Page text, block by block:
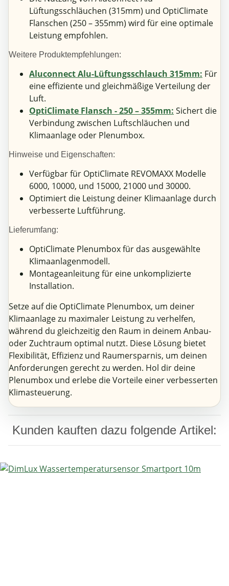
Lüftungsschläuchen (315mm) und OptiClimate
Flanschen (250 – 355mm) wird für eine optimale
Leistung empfohlen.
Weitere Produktempfehlungen:
Aluconnect Alu-Lüftungsschlauch 315mm: Für
eine effiziente und gleichmäßige Verteilung der
Luft.
OptiClimate Flansch - 250 – 355mm: Sichert die
Verbindung zwischen Luftschläuchen und
Klimaanlage oder Plenumbox.
Hinweise und Eigenschaften:
Verfügbar für OptiClimate REVOMAXX Modelle
6000, 10000, und 15000, 21000 und 30000.
Optimiert die Leistung deiner Klimaanlage durch
verbesserte Luftführung.
Lieferumfang:
OptiClimate Plenumbox für das ausgewählte
Klimaanlagenmodell.
Montageanleitung für eine unkomplizierte
Installation.
Setze auf die OptiClimate Plenumbox, um deiner
Klimaanlage zu maximaler Leistung zu verhelfen,
während du gleichzeitig den Raum in deinem Anbau-
oder Zuchtraum optimal nutzt. Diese Lösung bietet
Flexibilität, Effizienz und Raumersparnis, um deinen
Anforderungen gerecht zu werden. Hol dir deine
Plenumbox und erlebe die Vorteile einer verbesserten
Klimasteuerung.
Kunden kauften dazu folgende Artikel: